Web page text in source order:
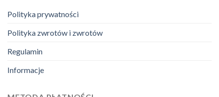
Polityka prywatności
Polityka zwrotów i zwrotów
Regulamin
Informacje